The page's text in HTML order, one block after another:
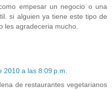
empesar un negocio o una
si alguien ya tiene este tipo de
les agradeceria mucho.
2010 a las 8:09 p.m.
de restaurantes vegetarianos